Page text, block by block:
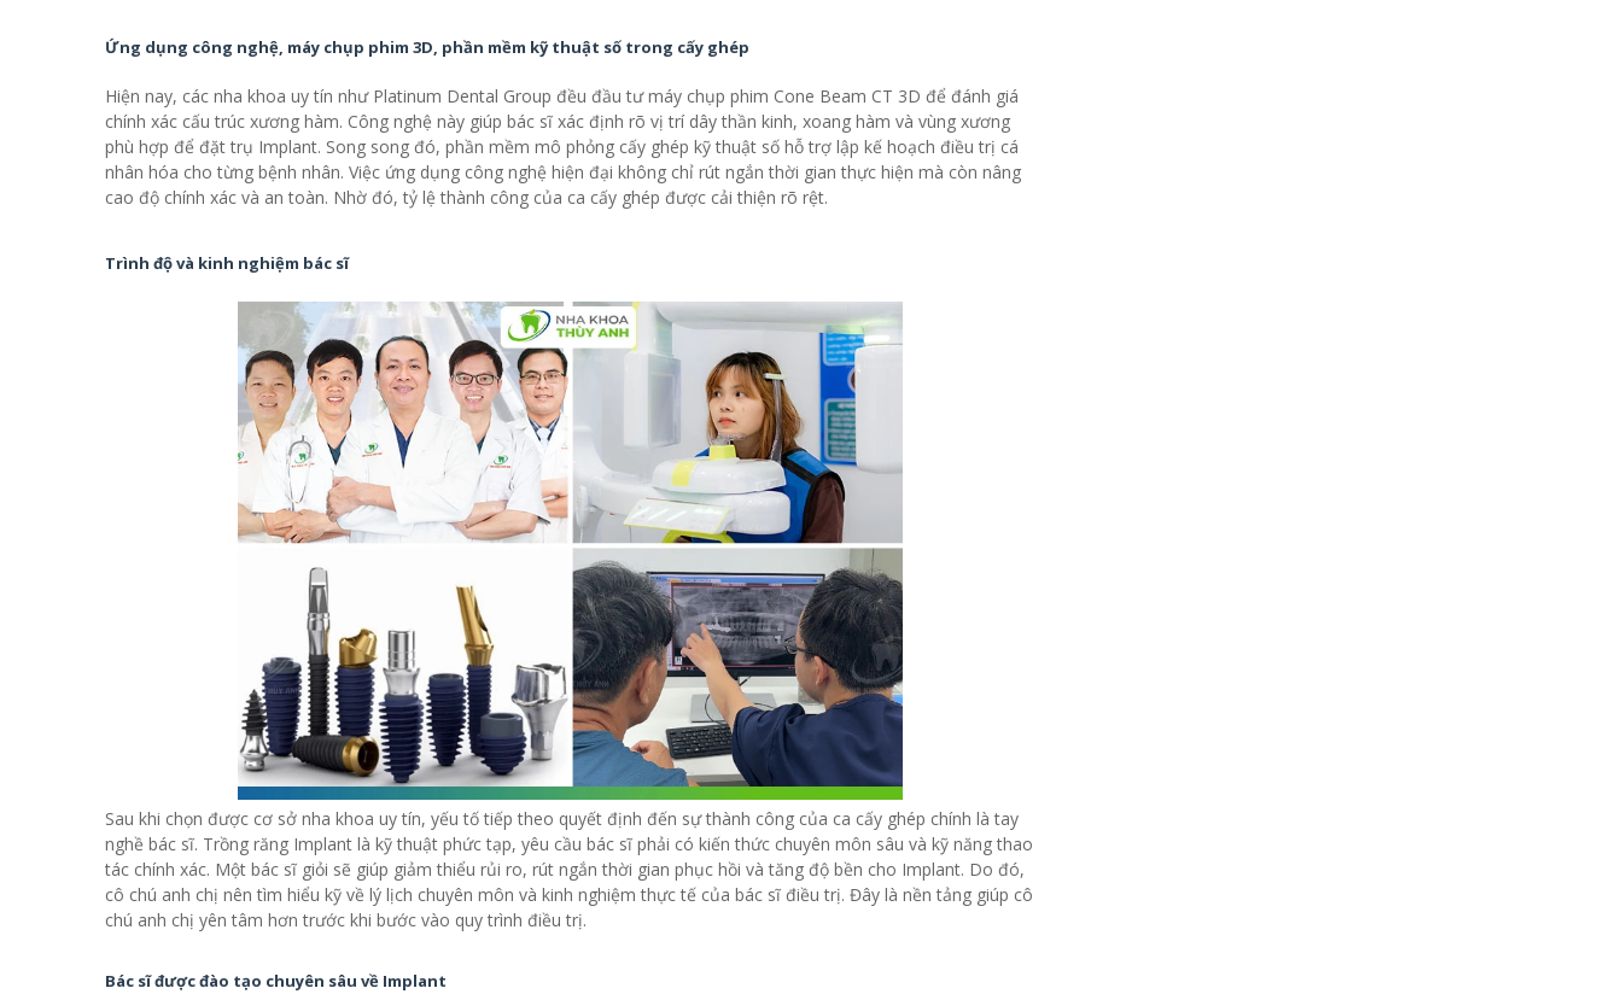
Ứng dụng công nghệ, máy chụp phim 3D, phần mềm kỹ thuật số trong cấy ghép
Hiện nay, các nha khoa uy tín như Platinum Dental Group đều đầu tư máy chụp phim Cone Beam CT 3D để đánh giá
chính xác cấu trúc xương hàm. Công nghệ này giúp bác sĩ xác định rõ vị trí dây thần kinh, xoang hàm và vùng xương
phù hợp để đặt trụ Implant. Song song đó, phần mềm mô phỏng cấy ghép kỹ thuật số hỗ trợ lập kế hoạch điều trị cá
nhân hóa cho từng bệnh nhân. Việc ứng dụng công nghệ hiện đại không chỉ rút ngắn thời gian thực hiện mà còn nâng
cao độ chính xác và an toàn. Nhờ đó, tỷ lệ thành công của ca cấy ghép được cải thiện rõ rệt.
Trình độ và kinh nghiệm bác sĩ
Sau khi chọn được cơ sở nha khoa uy tín, yếu tố tiếp theo quyết định đến sự thành công của ca cấy ghép chính là tay
nghề bác sĩ. Trồng răng Implant là kỹ thuật phức tạp, yêu cầu bác sĩ phải có kiến thức chuyên môn sâu và kỹ năng thao
tác chính xác. Một bác sĩ giỏi sẽ giúp giảm thiểu rủi ro, rút ngắn thời gian phục hồi và tăng độ bền cho Implant. Do đó,
cô chú anh chị nên tìm hiểu kỹ về lý lịch chuyên môn và kinh nghiệm thực tế của bác sĩ điều trị. Đây là nền tảng giúp cô
chú anh chị yên tâm hơn trước khi bước vào quy trình điều trị.
Bác sĩ được đào tạo chuyên sâu về Implant